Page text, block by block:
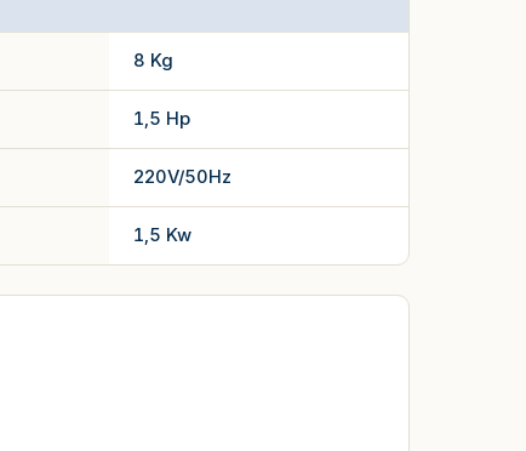
8 Kg
1,5 Hp
220V/50Hz
1,5 Kw